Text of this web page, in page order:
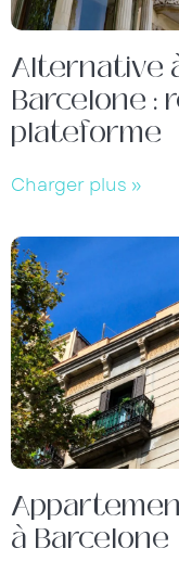
Alternative
Barcelone :
plateforme
Charger plus »
à Barcelone